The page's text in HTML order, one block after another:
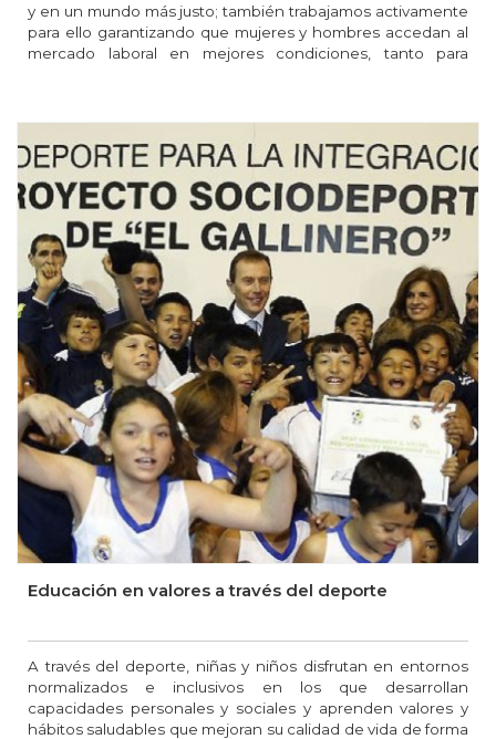
y en un mundo más justo; también trabajamos activamente
para ello garantizando que mujeres y hombres accedan al
mercado laboral en mejores condiciones, tanto para
Educación en valores a través del deporte
A través del deporte, niñas y niños disfrutan en entornos
normalizados e inclusivos en los que desarrollan
capacidades personales y sociales y aprenden valores y
hábitos saludables que mejoran su calidad de vida de forma